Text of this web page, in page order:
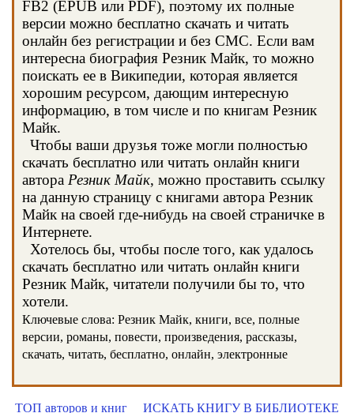
FB2 (EPUB или PDF), поэтому их полные
версии можно бесплатно скачать и читать
онлайн без регистрации и без СМС. Если вам
интересна биография Резник Майк, то можно
поискать ее в Википедии, которая является
хорошим ресурсом, дающим интересную
информацию, в том числе и по книгам Резник
Майк.
Чтобы ваши друзья тоже могли полностью
скачать бесплатно или читать онлайн книги
автора Резник Майк, можно проставить ссылку
на данную страницу с книгами автора Резник
Майк на своей где-нибудь на своей страничке в
Интернете.
Хотелось бы, чтобы после того, как удалось
скачать бесплатно или читать онлайн книги
Резник Майк, читатели получили бы то, что
хотели.
Ключевые слова: Резник Майк, книги, все, полные
версии, романы, повести, произведения, рассказы,
скачать, читать, бесплатно, онлайн, электронные
ТОП авторов и книг ИСКАТЬ КНИГУ В БИБЛИОТЕКЕ